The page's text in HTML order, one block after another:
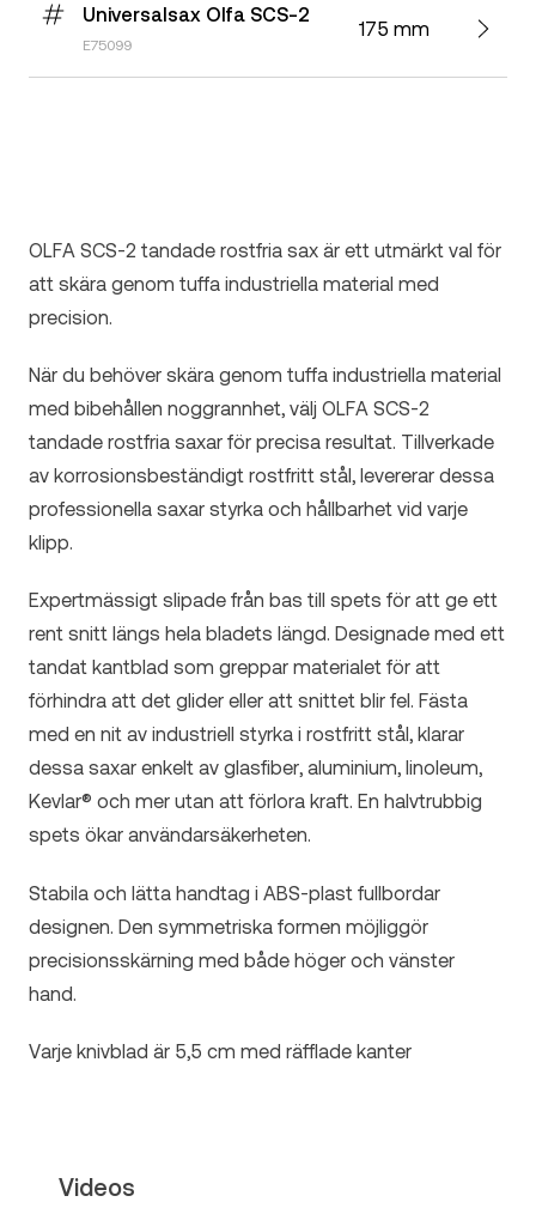
Universalsax Olfa SCS-2
E75099
175 mm
OLFA SCS-2 tandade rostfria sax är ett utmärkt val för
att skära genom tuffa industriella material med
precision.
När du behöver skära genom tuffa industriella material
med bibehållen noggrannhet, välj OLFA SCS-2
tandade rostfria saxar för precisa resultat. Tillverkade
av korrosionsbeständigt rostfritt stål, levererar dessa
professionella saxar styrka och hållbarhet vid varje
klipp.
Expertmässigt slipade från bas till spets för att ge ett
rent snitt längs hela bladets längd. Designade med ett
tandat kantblad som greppar materialet för att
förhindra att det glider eller att snittet blir fel. Fästa
med en nit av industriell styrka i rostfritt stål, klarar
dessa saxar enkelt av glasfiber, aluminium, linoleum,
Kevlar® och mer utan att förlora kraft. En halvtrubbig
spets ökar användarsäkerheten.
Stabila och lätta handtag i ABS-plast fullbordar
designen. Den symmetriska formen möjliggör
precisionsskärning med både höger och vänster
hand.
Varje knivblad är 5,5 cm med räfflade kanter
Videos